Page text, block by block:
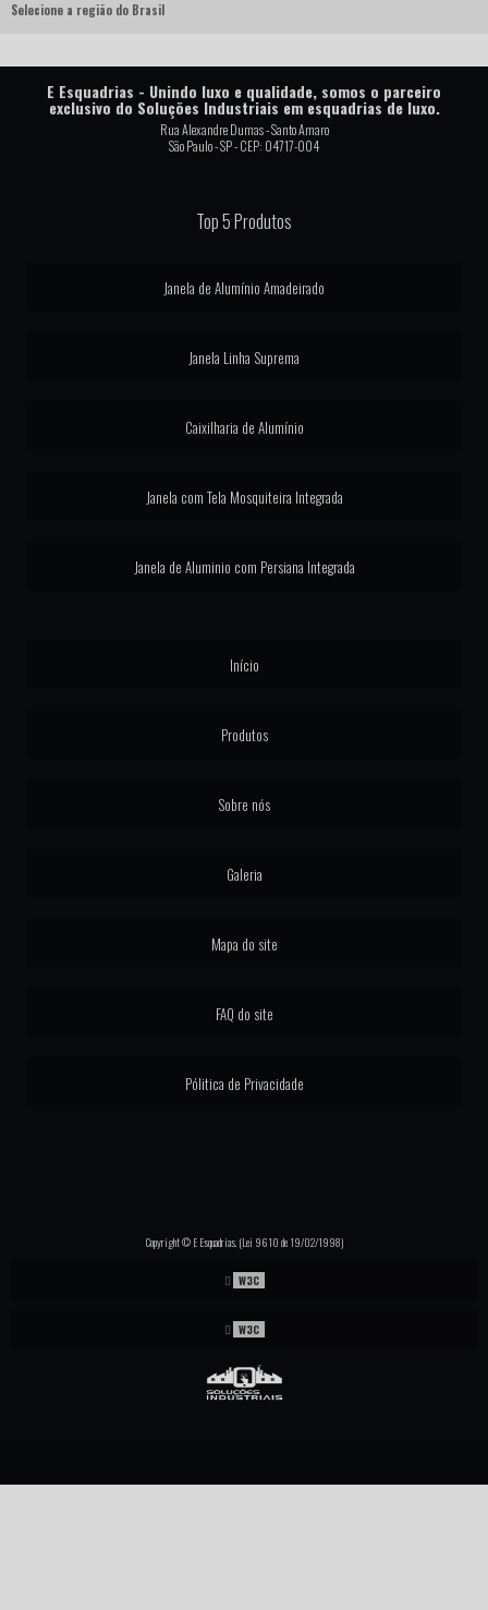
JANELA COM PERSIANA INTEGRADA AUTOMÁTICA
JANELA DE ALUMINIO LINHA GOLD
JANELA MAXIM AR COM TELA MOSQUITEIRO
Selecione a região do Brasil
E Esquadrias - Unindo luxo e qualidade, somos o parceiro
exclusivo do Soluções Industriais em esquadrias de luxo.
Rua Alexandre Dumas - Santo Amaro
São Paulo - SP - CEP: 04717-004
Top 5 Produtos
Janela de Alumínio Amadeirado
Janela Linha Suprema
Caixilharia de Alumínio
Janela com Tela Mosquiteira Integrada
Janela de Aluminio com Persiana Integrada
Início
Produtos
Sobre nós
Galeria
Mapa do site
FAQ do site
Pólitica de Privacidade
Copyright © E Esquadrias. (Lei 9610 de 19/02/1998)
W3C
W3C